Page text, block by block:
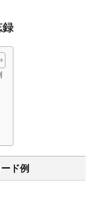
ド例